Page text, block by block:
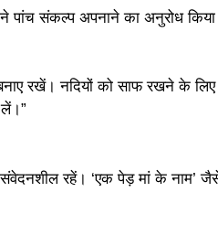
ने पांच संकल्प अपनाने का अनुरोध
रखें। नदियों को साफ रखने के
रहें। ‘एक पेड़ मां के नाम’ जैसे